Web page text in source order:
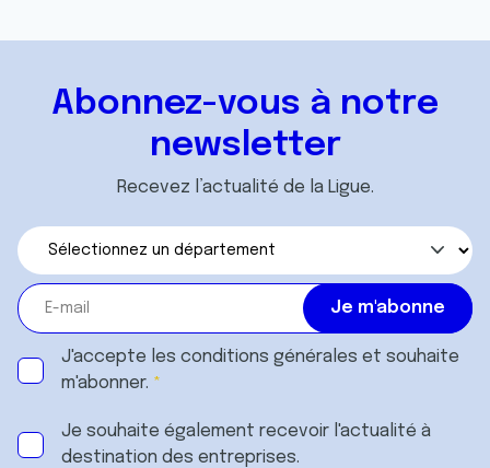
Abonnez-vous à notre
newsletter
Recevez l’actualité de la Ligue.
J'accepte les conditions générales et souhaite
m'abonner.
Je souhaite également recevoir l'actualité à
destination des entreprises.